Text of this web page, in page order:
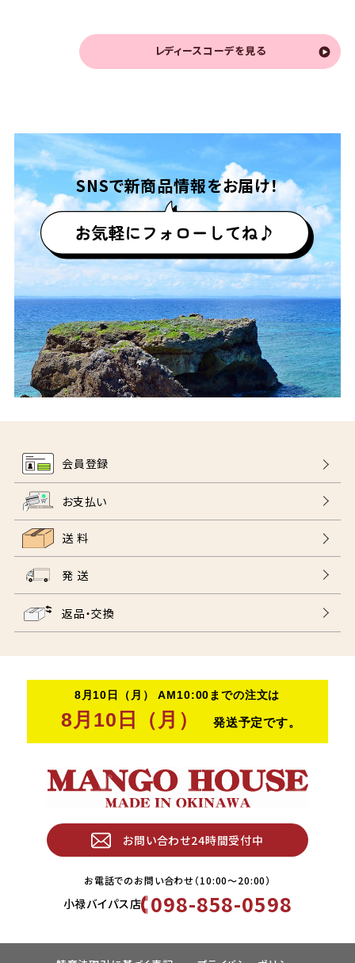
レディースコーデを見る
SNSで新商品情報をお届け！
会員登録
お支払い
送 料
発 送
返品・交換
お問い合わせ24時間受付中
お電話でのお問い合わせ（10:00〜20:00）
小禄バイパス店 098-858-0598